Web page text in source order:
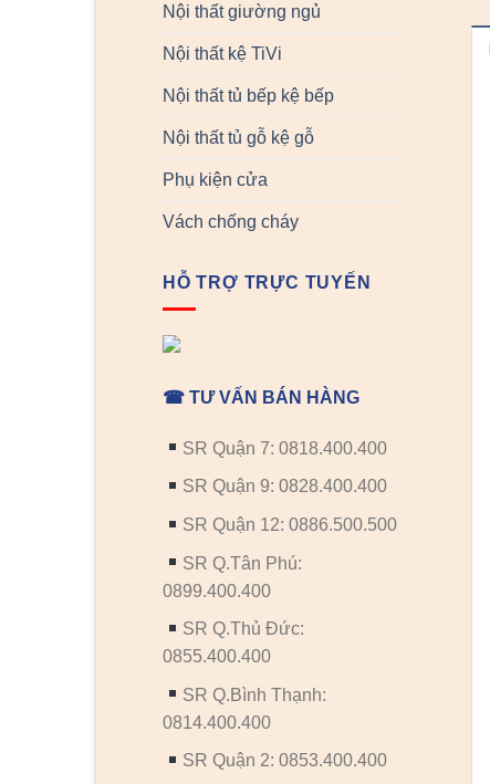
Nội thất giường ngủ
Nội thất kệ TiVi
Nội thất tủ bếp kệ bếp
Nội thất tủ gỗ kệ gỗ
Phụ kiện cửa
Vách chống cháy
HỖ TRỢ TRỰC TUYẾN
☎ TƯ VẤN BÁN HÀNG
SR Quận 7: 0818.400.400
SR Quận 9: 0828.400.400
SR Quận 12: 0886.500.500
SR Q.Tân Phú:
0899.400.400
SR Q.Thủ Đức:
0855.400.400
SR Q.Bình Thạnh:
0814.400.400
SR Quận 2: 0853.400.400